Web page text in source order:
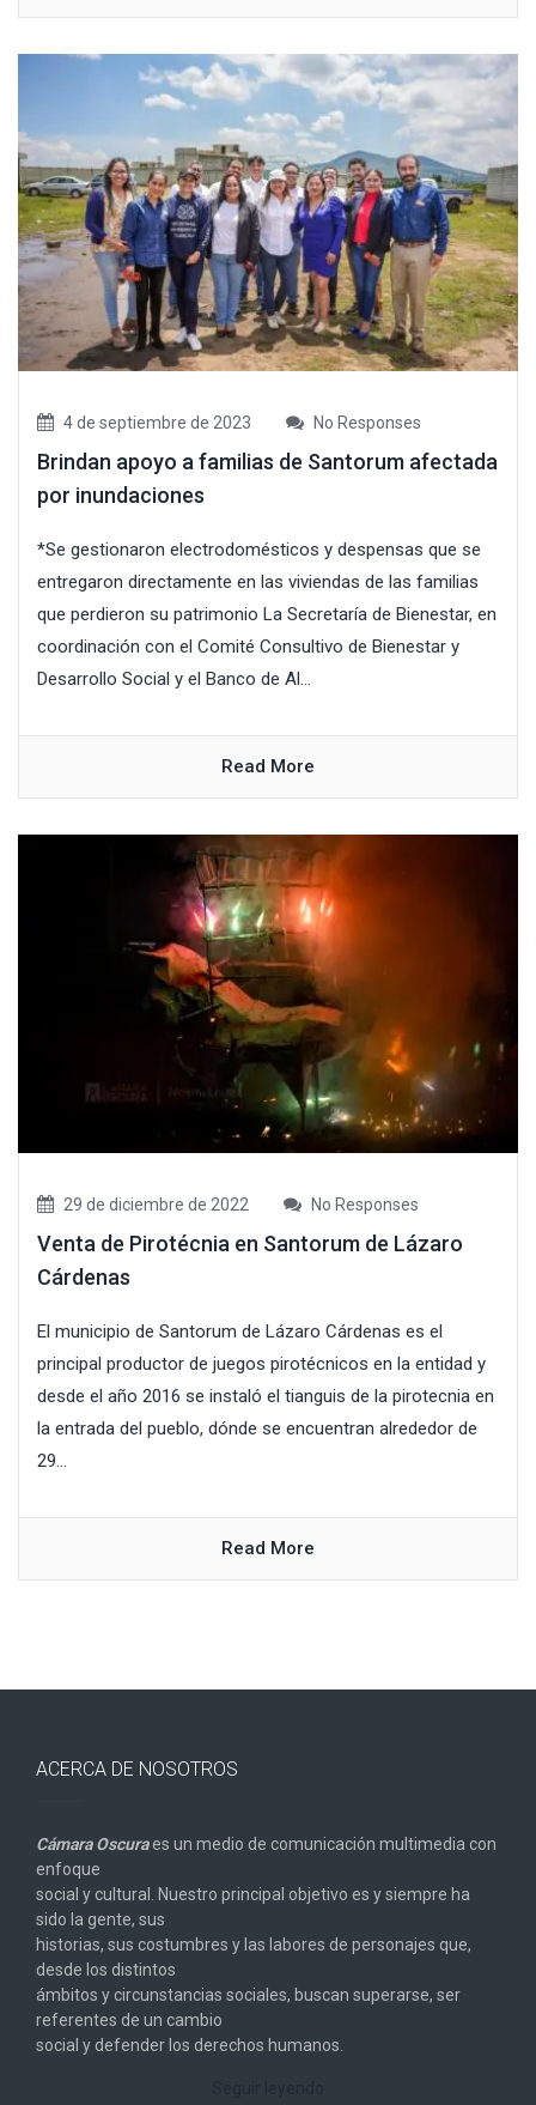
4 de septiembre de 2023 No Responses
Brindan apoyo a familias de Santorum afectada
por inundaciones
*Se gestionaron electrodomésticos y despensas que se
entregaron directamente en las viviendas de las familias
que perdieron su patrimonio La Secretaría de Bienestar, en
coordinación con el Comité Consultivo de Bienestar y
Desarrollo Social y el Banco de Al...
Read More
29 de diciembre de 2022 No Responses
Venta de Pirotécnia en Santorum de Lázaro
Cárdenas
El municipio de Santorum de Lázaro Cárdenas es el
principal productor de juegos pirotécnicos en la entidad y
desde el año 2016 se instaló el tianguis de la pirotecnia en
la entrada del pueblo, dónde se encuentran alrededor de
29...
Read More
ACERCA DE NOSOTROS
Cámara Oscuraes un medio de comunicación multimedia con
enfoque
social y cultural. Nuestro principal objetivo es y siempre ha
sido la gente, sus
historias, sus costumbres y las labores de personajes que,
desde los distintos
ámbitos y circunstancias sociales, buscan superarse, ser
referentes de un cambio
social y defender los derechos humanos.